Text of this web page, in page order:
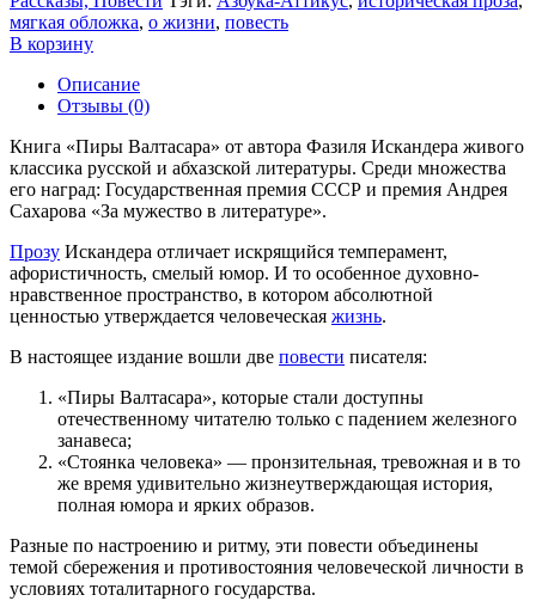
мягкая обложка, о жизни, повесть
В корзину
Описание
Отзывы (0)
Книга «Пиры Валтасара» от автора Фазиля Искандера живого
классика русской и абхазской литературы. Среди множества
его наград: Государственная премия СССР и премия Андрея
Сахарова «За мужество в литературе».
Прозу Искандера отличает искрящийся темперамент,
афористичность, смелый юмор. И то особенное духовно-
нравственное пространство, в котором абсолютной
ценностью утверждается человеческая жизнь.
В настоящее издание вошли две повести писателя:
«Пиры Валтасара», которые стали доступны
отечественному читателю только с падением железного
занавеса;
«Стоянка человека» — пронзительная, тревожная и в то
же время удивительно жизнеутверждающая история,
полная юмора и ярких образов.
Разные по настроению и ритму, эти повести объединены
темой сбережения и противостояния человеческой личности в
условиях тоталитарного государства.